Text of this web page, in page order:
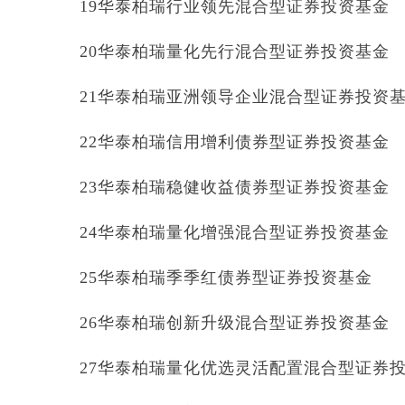
19华泰柏瑞行业领先混合型证券投资基金
20华泰柏瑞量化先行混合型证券投资基金
21华泰柏瑞亚洲领导企业混合型证券投资
22华泰柏瑞信用增利债券型证券投资基金
23华泰柏瑞稳健收益债券型证券投资基金
24华泰柏瑞量化增强混合型证券投资基金
25华泰柏瑞季季红债券型证券投资基金
26华泰柏瑞创新升级混合型证券投资基金
27华泰柏瑞量化优选灵活配置混合型证券